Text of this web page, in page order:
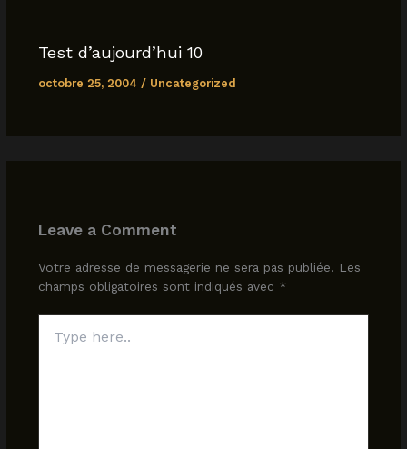
Test d’aujourd’hui 10
octobre 25, 2004 / Uncategorized
Leave a Comment
Votre adresse de messagerie ne sera pas publiée. Les
champs obligatoires sont indiqués avec *
here..